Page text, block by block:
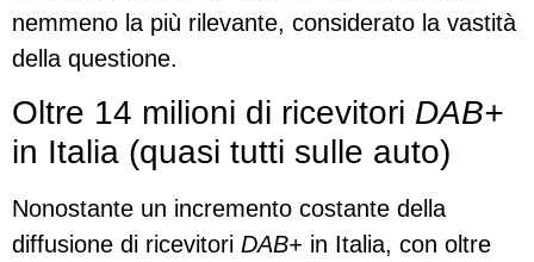
nemmeno la più rilevante, considerato la vastità
della questione.
Oltre 14 milioni di ricevitori DAB+
in Italia (quasi tutti sulle auto)
Nonostante un incremento costante della
diffusione di ricevitori DAB+ in Italia, con oltre